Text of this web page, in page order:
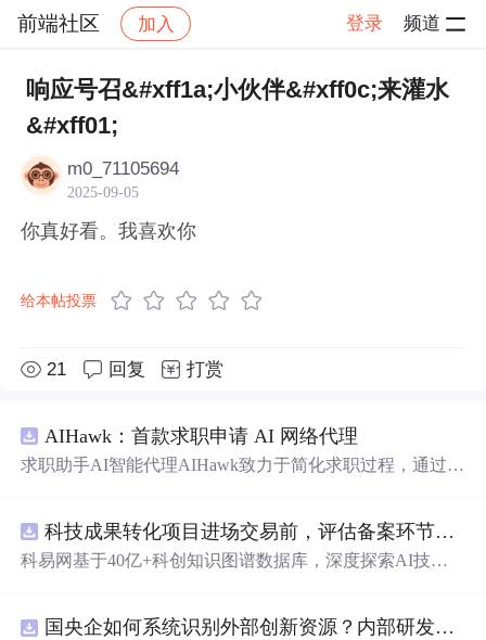
前端社区 加入 登录 频道
社区 前端社区 感慨 帖子详情
响应号召&#xff1a;小伙伴&#xff0c;来灌水
&#xff01;
m0_71105694
2025-09-05
你真好看。我喜欢你
给本帖投票
21 回复 打赏
AIHawk：首款求职申请 AI 网络代理
求职助手AI智能代理AIHawk致力于简化求职过程，通过自
科技成果转化项目进场交易前，评估备案环节需要准备哪些材料？.docx
科易网基于40亿+科创知识图谱数据库，深度探索AI技术
新领域的AI+数智化解决方案，推动科技创新与产业创新国央企如何系统识别外部创新资源？内部研发体系完善，但对外部高校、中小科技企业技术能力缺乏动态认知。.docx